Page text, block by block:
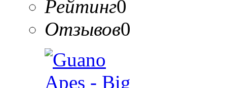
Рейтинг0
Отзывов0